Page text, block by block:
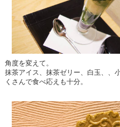
角度を変えて。
抹茶アイス、抹茶ゼリー、白玉、、
くさんで食べ応えも十分。